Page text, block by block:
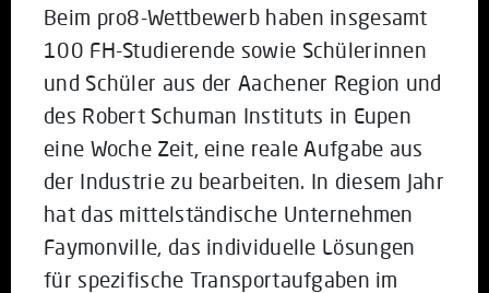
Beim pro8-Wettbewerb haben insgesamt
100 FH-Studierende sowie Schülerinnen
und Schüler aus der Aachener Region und
des Robert Schuman Instituts in Eupen
eine Woche Zeit, eine reale Aufgabe aus
der Industrie zu bearbeiten. In diesem Jahr
hat das mittelständische Unternehmen
Faymonville, das individuelle Lösungen
für spezifische Transportaufgaben im